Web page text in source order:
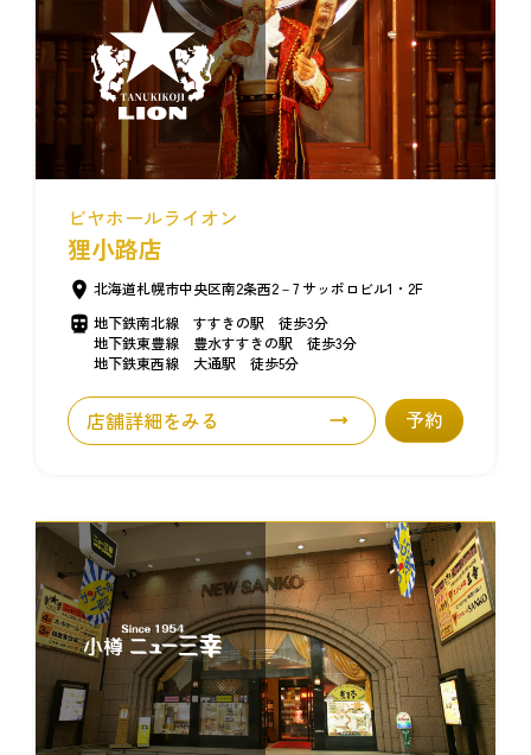
ビヤホールライオン
狸小路店
北海道札幌市中央区南2条西2－7 サッポロビル1・2F
地下鉄南北線 すすきの駅 徒歩3分
地下鉄東豊線 豊水すすきの駅 徒歩3分
地下鉄東西線 大通駅 徒歩5分
店舗詳細をみる 予約